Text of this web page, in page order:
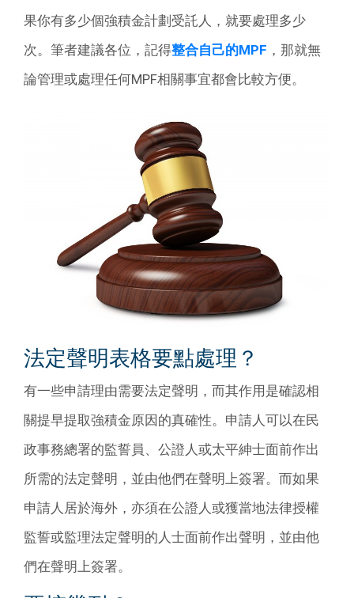
果你有多少個強積金計劃受託人，就要處理多少
次。筆者建議各位，記得整合自己的MPF ，那就無
論管理或處理任何MPF相關事宜都會比較方便。
法定聲明表格要點處理？
有一些申請理由需要法定聲明，而其作用是確認相
關提早提取強積金原因的真確性。申請人可以在民
政事務總署的監誓員、公證人或太平紳士面前作出
所需的法定聲明，並由他們在聲明上簽署。而如果
申請人居於海外，亦須在公證人或獲當地法律授權
監誓或監理法定聲明的人士面前作出聲明，並由他
們在聲明上簽署。